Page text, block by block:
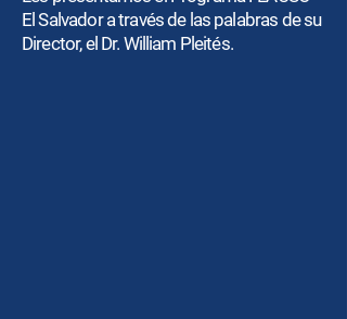
El Salvador a través de las palabras de su
Director, el Dr. William Pleités.